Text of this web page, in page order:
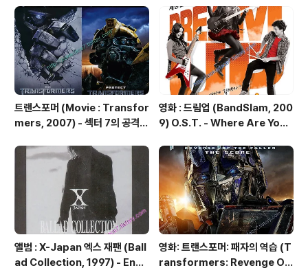
뒷부분 앞쪽 지지대 예전 기계식 키보드 처음 나왔을 때 멋
모르고, 제닉스 테소로 M7(15만 원 이상이었단 건 안 비
밀) 그 비싼 청축을 덜컥 구매해서 얼마나 후회를 했는지....
트랜스포머 (Movie : Transfor
mers, 2007) - 섹터 7의 공격 /
ack / Bumblebee Capture
영화 : 드림업 (BandSlam, 200
9) O.S.T. - Where Are You
앨범 : X-Japan 엑스 재팬 (Ball
ad Collection, 1997) - Endl
영화: 트랜스포머: 패자의 역습 (T
ransformers: Revenge Of